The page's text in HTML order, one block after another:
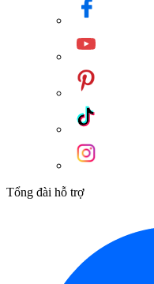
Tổng đài hỗ trợ